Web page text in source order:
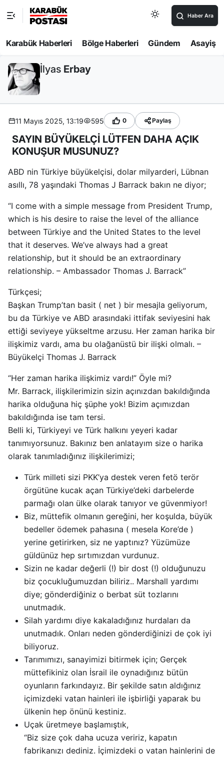
Haber Ara
Karabük Haberleri Bölge Haberleri Gündem Asayiş
İlyas Erbay
11 Mayıs 2025, 13:19 595 0 Paylaş
SAYIN BÜYÜKELÇİ LÜTFEN DAHA AÇIK
KONUŞUR MUSUNUZ?
ABD nin Türkiye büyükelçisi, dolar milyarderi, Lübnan
asıllı, 78 yaşındaki Thomas J Barrack bakın ne diyor;
“I come with a simple message from President Trump,
which is his desire to raise the level of the alliance
between Türkiye and the United States to the level
that it deserves. We’ve always had a great
relationship, but it should be an extraordinary
relationship. – Ambassador Thomas J. Barrack”
Türkçesi;
Başkan Trump’tan basit ( net ) bir mesajla geliyorum,
bu da Türkiye ve ABD arasındaki ittifak seviyesini hak
ettiği seviyeye yükseltme arzusu. Her zaman harika bir
ilişkimiz vardı, ama bu olağanüstü bir ilişki olmalı. –
Büyükelçi Thomas J. Barrack
“Her zaman harika ilişkimiz vardı!” Öyle mi?
Mr. Barrack, ilişkilerimizin sizin açınızdan bakıldığında
harika olduğuna hiç şüphe yok! Bizim açımızdan
bakıldığında ise tam tersi.
Belli ki, Türkiyeyi ve Türk halkını yeyeri kadar
tanımıyorsunuz. Bakınız ben anlatayım size o harika
olarak tanımladığınız ilişkilerimizi;
Türk milleti sizi PKK’ya destek veren fetö terör
örgütüne kucak açan Türkiye’deki darbelerde
parmağı olan ülke olarak tanıyor ve güvenmiyor!
Biz, müttefik olmanın gereğini, her koşulda, büyük
bedeller ödemek pahasına ( mesela Kore’de )
yerine getirirken, siz ne yaptınız? Yüzümüze
güldünüz hep sırtımızdan vurdunuz.
Sizin ne kadar değerli (!) bir dost (!) olduğunuzu
biz çocukluğumuzdan biliriz.. Marshall yardımı
diye; gönderdiğiniz o berbat süt tozlarını
unutmadık.
Silah yardımı diye kakaladığınız hurdaları da
unutmadık. Onları neden gönderdiğinizi de çok iyi
biliyoruz.
Tarımımızı, sanayimizi bitirmek için; Gerçek
müttefikiniz olan İsrail ile oynadığınız bütün
oyunların farkındayız. Bir şekilde satın aldığınız
içimizdeki vatan hainleri ile işbirliği yaparak bu
ülkenin hep önünü kestiniz.
Uçak üretmeye başlamıştık,
“Biz size çok daha ucuza veririz, kapatın
fabrikanızı dediniz. İçimizdeki o vatan hainlerini de